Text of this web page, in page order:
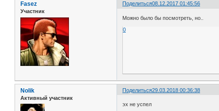
Поделиться08.12.2017 01:45:56
Fasez
Участник
Можно было бы посмотреть, но..
0
Поделиться29.03.2018 00:36:38
Nolik
Активный участник
эх не успел